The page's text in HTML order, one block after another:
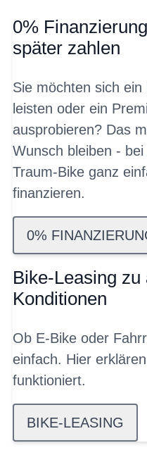
0%
später zahlen
Sie möchten sich
leisten oder ein
ausprobieren? Das
Wunsch bleiben -
Traum-Bike ganz
finanzieren.
0%
Bike-Leasing zu
Konditionen
Ob E-Bike oder
einfach. Hier
funktioniert.
BIKE-LEASING